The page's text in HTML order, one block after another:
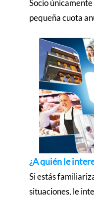
Socio
pequeña cuota
¿A quién le
Si estás
situaciones, le